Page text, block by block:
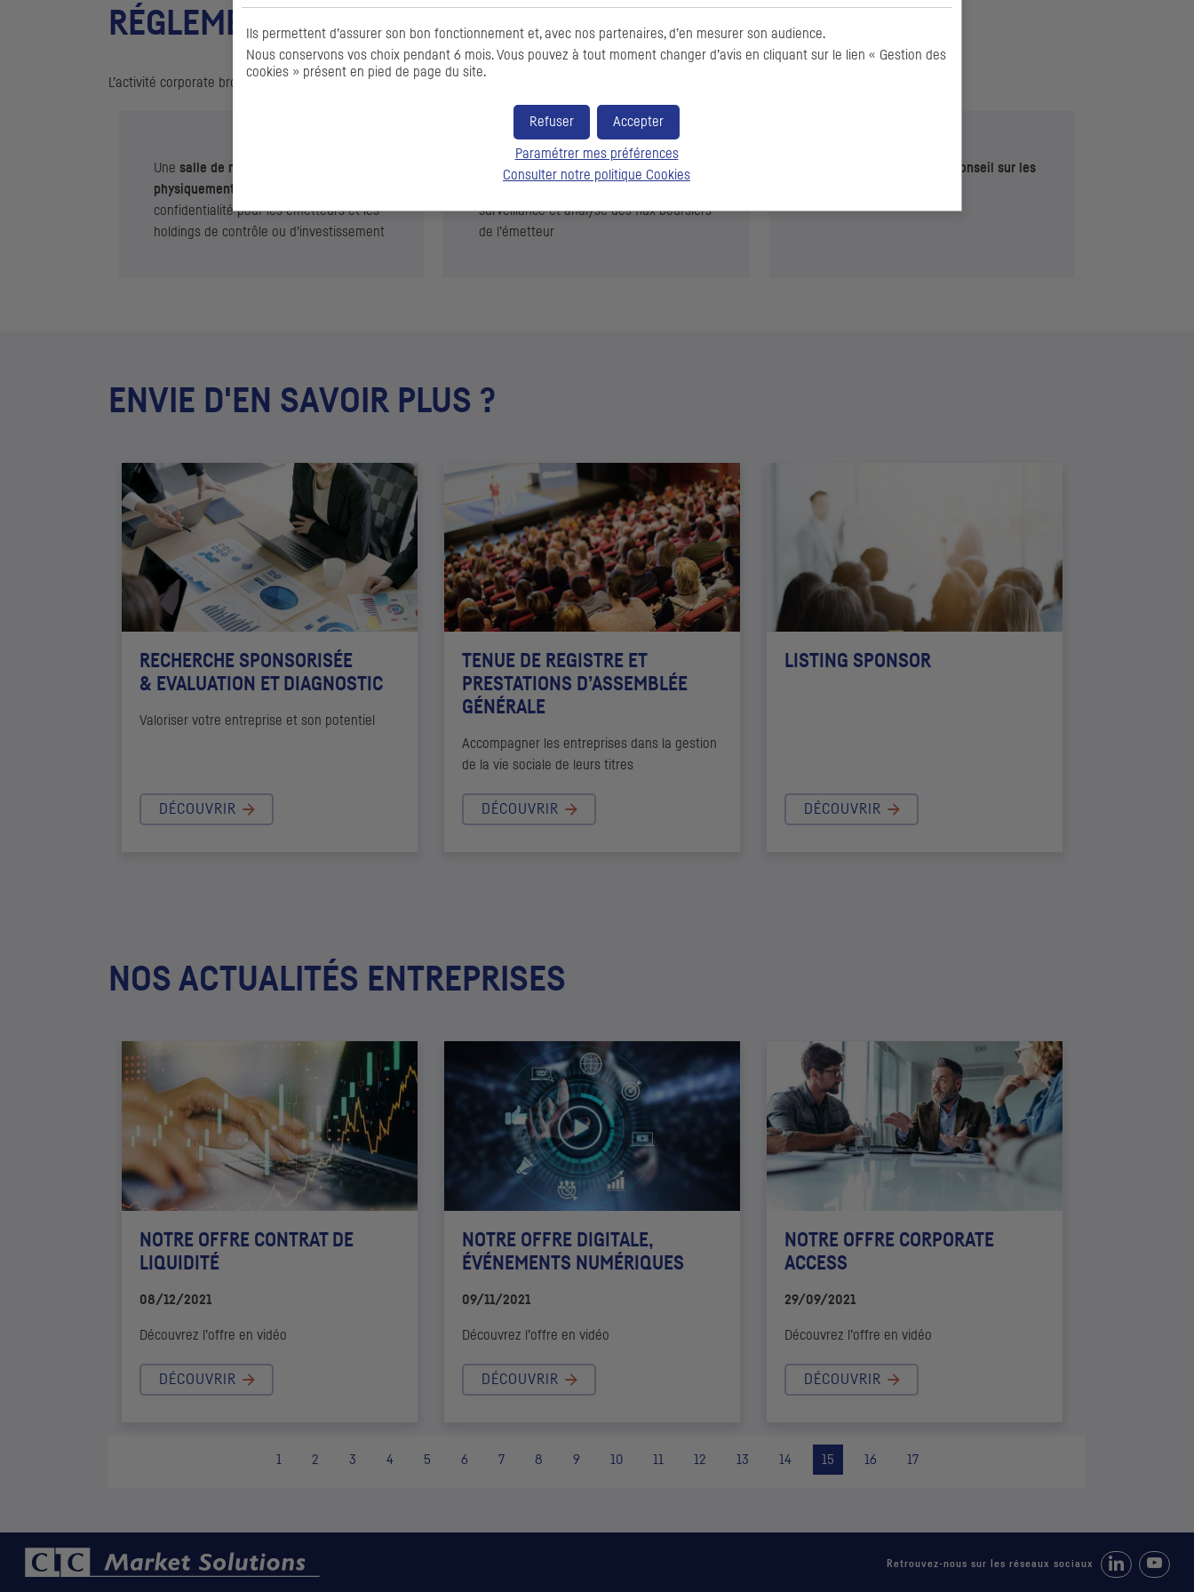
RÉGLEMENTAIRE
L’activité corporate brokerage CIC Market Solutions dispose de trois atouts clés pour ses clients :
Une salle de marché dédiée et
physiquement isolée
confidentialité pour les émetteurs et les
holdingsde contrôle ou d’investissement
Uneveille de marché régulière
adressée
surveillance et analyse des flux boursiers
de l’émetteur
veille et de conseil sur les
ENVIE D'EN SAVOIR PLUS ?
RECHERCHE SPONSORISÉE
& EVALUATION ET DIAGNOSTIC
Valoriser votre entreprise et son potentiel
DÉCOUVRIR
TENUE DE REGISTRE ET
PRESTATIONS D’ASSEMBLÉE
GÉNÉRALE
Accompagner les entreprises dans la gestion
de la vie sociale de leurs titres
DÉCOUVRIR
LISTING SPONSOR
DÉCOUVRIR
NOS ACTUALITÉS ENTREPRISES
NOTRE OFFRE CONTRAT DE
LIQUIDITÉ
08/12/2021
Découvrez l’offre en vidéo
DÉCOUVRIR
NOTRE OFFRE DIGITALE,
ÉVÉNEMENTS NUMÉRIQUES
09/11/2021
Découvrez l’offre en vidéo
DÉCOUVRIR
NOTRE OFFRE CORPORATE
ACCESS
29/09/2021
Découvrez l’offre en vidéo
DÉCOUVRIR
1 2 3 4 5 6 7 8 9 10 11 12 13 14 15 16 17
Retrouvez-nous sur les réseaux sociaux Retrouvez-
Ils permettent d’assurer son bon fonctionnement et, avec nos partenaires, d’en mesurer son audience.
Nous conservons vos choix pendant 6 mois. Vous pouvez à tout moment changer d’avis en cliquant sur le lien « Gestion des
cookies » présent en pied de page du site.
Accepter
Refuser
Paramétrer mes préférences
Consulter notre politique Cookies